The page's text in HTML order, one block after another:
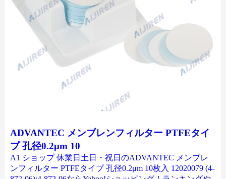
ADVANTEC メンブレンフィルター PTFEタイ
プ 孔径0.2μm 10
A1 ショップ 休業日土日・祝日のADVANTEC メンブレ
ンフィルター PTFEタイプ 孔径0.2μm 10枚入 12020079 (4-